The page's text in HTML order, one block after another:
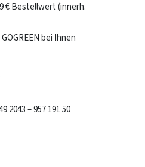
€ Bestellwert (innerh.
bei Ihnen
2043 – 957 191 50